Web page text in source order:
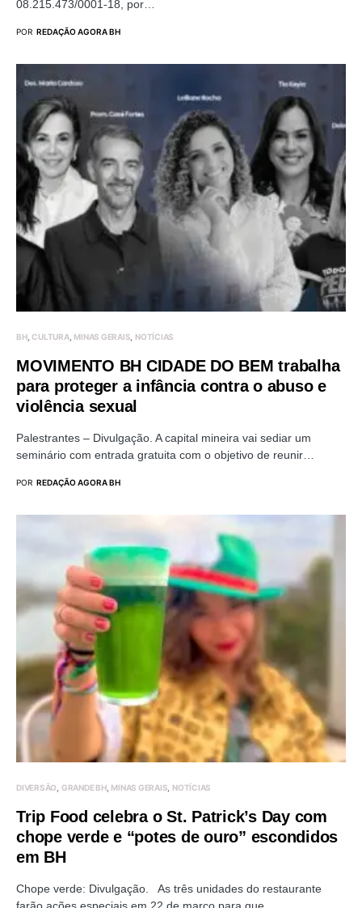
08.215.473/0001-18, por…
POR REDAÇÃO AGORA BH
BH CULTURA MINAS GERAIS NOTÍCIAS
MOVIMENTO BH CIDADE DO BEM trabalha
para proteger a infância contra o abuso e
violência sexual
Palestrantes – Divulgação. A capital mineira vai sediar um
seminário com entrada gratuita com o objetivo de reunir…
POR REDAÇÃO AGORA BH
DIVERSÃO GRANDE BH MINAS GERAIS NOTÍCIAS
Trip Food celebra o St. Patrick’s Day com
chope verde e “potes de ouro” escondidos
em BH
Chope verde: Divulgação. As três unidades do restaurante